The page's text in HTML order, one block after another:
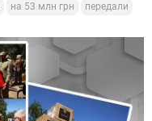
на 53 млн грн передали